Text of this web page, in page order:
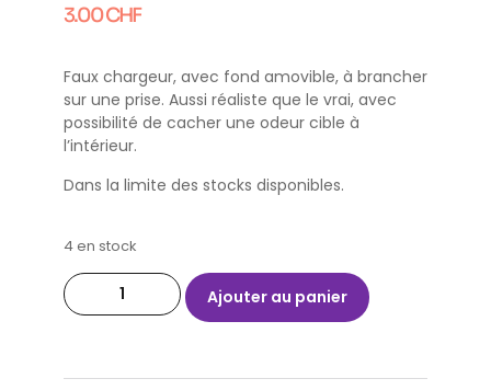
3.00CHF
Faux chargeur, avec fond amovible, à brancher
sur une prise. Aussi réaliste que le vrai, avec
possibilité de cacher une odeur cible à
l’intérieur.
Dans la limite des stocks disponibles.
4 en stock
Ajouter au panier